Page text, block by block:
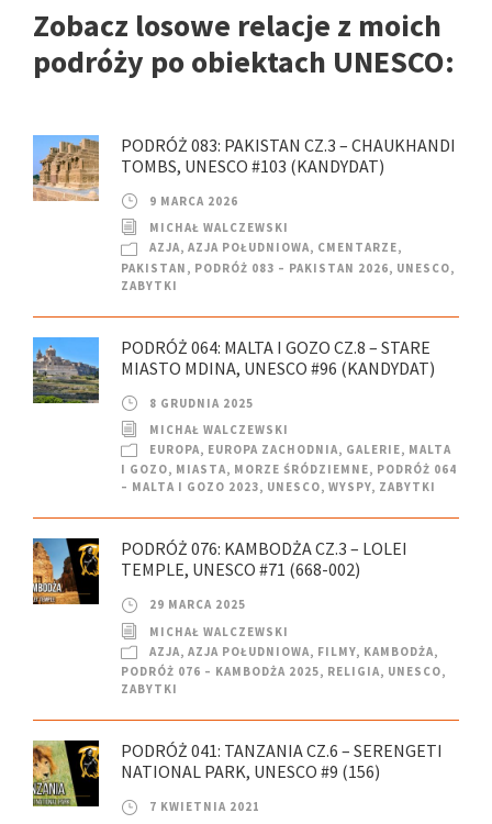
Zobacz losowe relacje z moich
podróży po obiektach UNESCO:
PODRÓŻ 083: PAKISTAN CZ.3 – CHAUKHANDI
TOMBS, UNESCO #103 (KANDYDAT)
9 MARCA 2026
MICHAŁ WALCZEWSKI
AZJA, AZJA POŁUDNIOWA, CMENTARZE,
PAKISTAN , PODRÓŻ 083 – PAKISTAN 2026, UNESCO,
ZABYTKI
PODRÓŻ 064: MALTA I GOZO CZ.8 – STARE
MIASTO MDINA, UNESCO #96 (KANDYDAT)
8 GRUDNIA 2025
MICHAŁ WALCZEWSKI
EUROPA, EUROPA ZACHODNIA, GALERIE, MALTA
I GOZO, MIASTA, MORZE ŚRÓDZIEMNE, PODRÓŻ 064
– MALTA I GOZO 2023, UNESCO, WYSPY, ZABYTKI
PODRÓŻ 076: KAMBODŻA CZ.3 – LOLEI
TEMPLE, UNESCO #71 (668-002)
29 MARCA 2025
MICHAŁ WALCZEWSKI
AZJA, AZJA POŁUDNIOWA, FILMY, KAMBODŻA,
PODRÓŻ 076 – KAMBODŻA 2025, RELIGIA, UNESCO,
ZABYTKI
PODRÓŻ 041: TANZANIA CZ.6 – SERENGETI
NATIONAL PARK, UNESCO #9 (156)
7 KWIETNIA 2021